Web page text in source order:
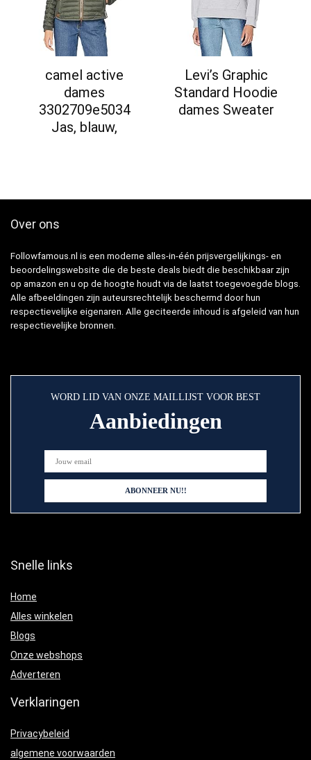
camel active
dames
3302709e5034
Jas, blauw,
Levi’s Graphic
Standard Hoodie
dames Sweater
Over ons
Followfamous.nl is een moderne alles-in-één prijsvergelijkings- en
beoordelingswebsite die de beste deals biedt die beschikbaar zijn
op amazon en u op de hoogte houdt via de laatst toegevoegde blogs.
Alle afbeeldingen zijn auteursrechtelijk beschermd door hun
respectievelijke eigenaren. Alle geciteerde inhoud is afgeleid van hun
respectievelijke bronnen.
WORD LID VAN ONZE MAILLIJST VOOR BEST
Aanbiedingen
Snelle links
Home
Alles winkelen
Blogs
Onze webshops
Adverteren
Verklaringen
Privacybeleid
algemene voorwaarden